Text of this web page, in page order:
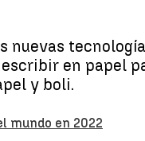
nuevas
en papel
y boli.
mundo en 2022